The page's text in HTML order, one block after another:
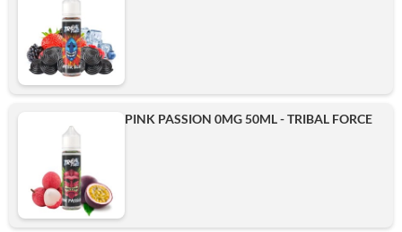
PINK PASSION 0MG 50ML - TRIBAL FORCE